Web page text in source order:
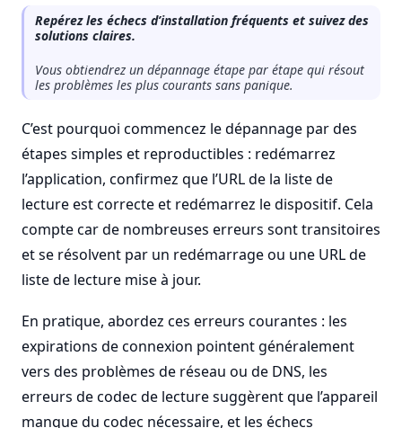
Repérez les échecs d’installation fréquents et suivez des
solutions claires.
Vous obtiendrez un dépannage étape par étape qui résout
les problèmes les plus courants sans panique.
C’est pourquoi commencez le dépannage par des
étapes simples et reproductibles : redémarrez
l’application, confirmez que l’URL de la liste de
lecture est correcte et redémarrez le dispositif. Cela
compte car de nombreuses erreurs sont transitoires
et se résolvent par un redémarrage ou une URL de
liste de lecture mise à jour.
En pratique, abordez ces erreurs courantes : les
expirations de connexion pointent généralement
vers des problèmes de réseau ou de DNS, les
erreurs de codec de lecture suggèrent que l’appareil
manque du codec nécessaire, et les échecs